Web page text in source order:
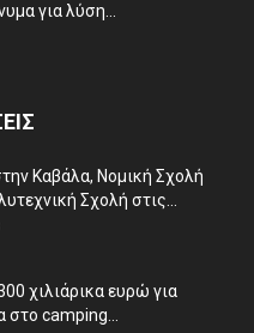
για λύση...
Καβάλα, Νομική Σχολή
Σχολή στις...
χιλιάρικα ευρώ για
στο camping...